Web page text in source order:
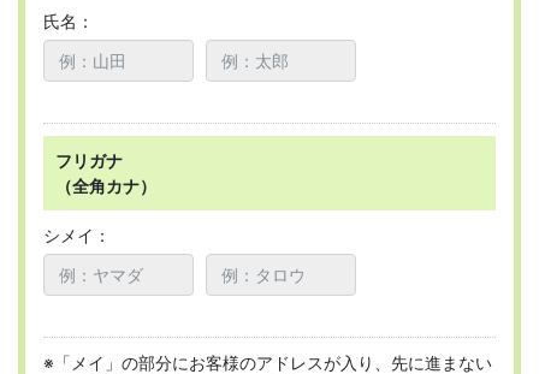
氏名：
フリガナ
（全角カナ）
シメイ：
※「メイ」の部分にお客様のアドレスが入り、先に進まない